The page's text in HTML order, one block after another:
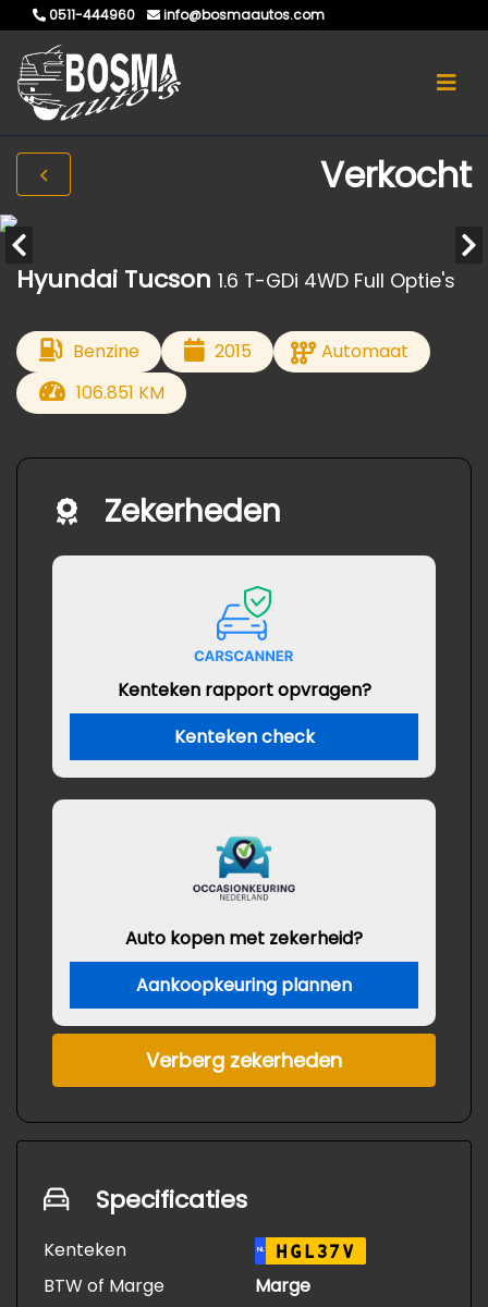
0511-444960 info@bosmaautos.com
Verkocht
Hyundai Tucson 1.6 T-GDi 4WD Full Optie's
Benzine 2015
Automaat
106.851 KM
Zekerheden
Kenteken rapport opvragen?
Kenteken check
Auto kopen met zekerheid?
Aankoopkeuring plannen
Verberg zekerheden
Specificaties
Kenteken NL HGL37V
BTW of Marge
Marge